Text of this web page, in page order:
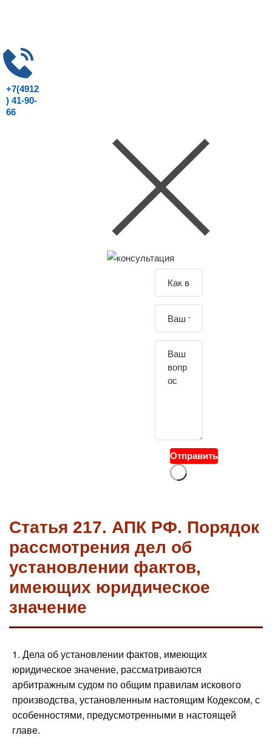
+7(4912
) 41-90-
66
Отправить
Статья 217. АПК РФ. Порядок
рассмотрения дел об
установлении фактов,
имеющих юридическое
значение
1. Дела об установлении фактов, имеющих
юридическое значение, рассматриваются
арбитражным судом по общим правилам искового
производства, установленным настоящим Кодексом, с
особенностями, предусмотренными в настоящей
главе.